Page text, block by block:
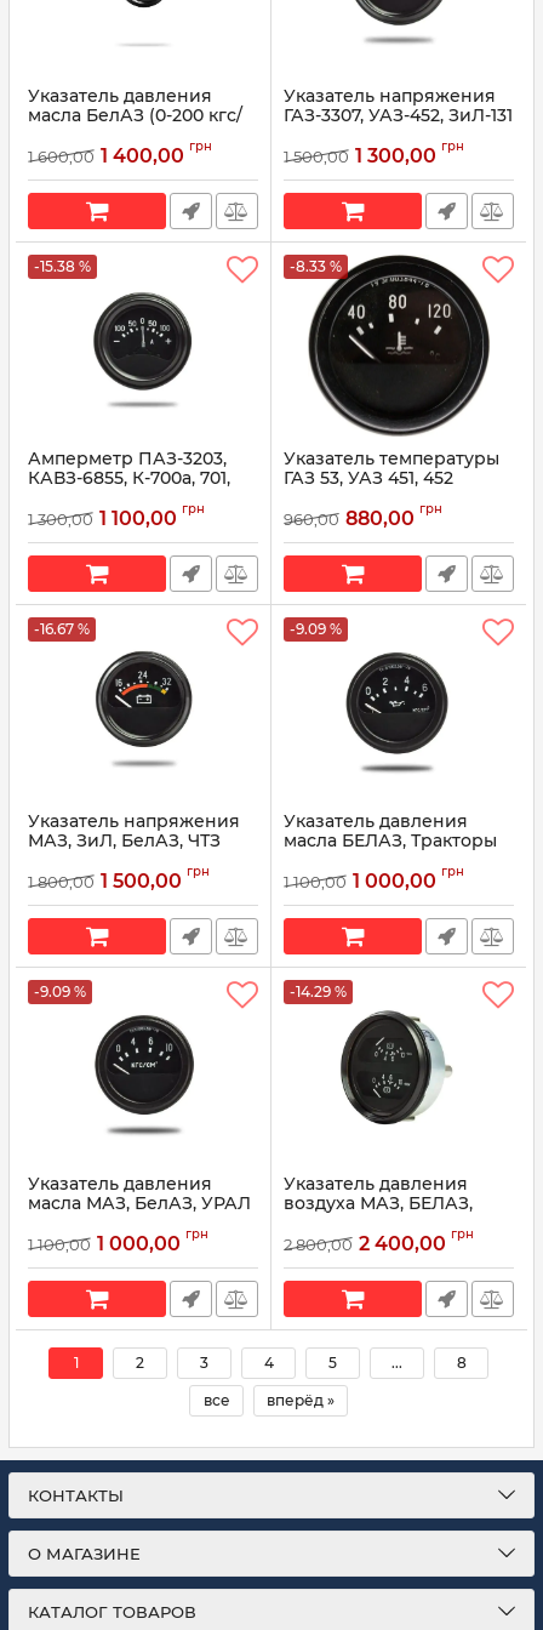
Указатель давления
масла БелАЗ (0-200 кгс/
Автоприбор)
Артикул: 16.3810
1 600,00 1 400,00 грн
Указатель напряжения
ГАЗ-3307, УАЗ-452, ЗиЛ-131
Автоприбор)
Артикул: 21.3812
1 500,00 1 300,00 грн
-15.38 %
Амперметр ПАЗ-3203,
КАВЗ-6855, К-700а, 701,
Автоприбор)
Артикул: АП104
1 300,00 1 100,00 грн
-8.33 %
Указатель температуры
ГАЗ 53, УАЗ 451, 452
Автоприбор)
Артикул: УК145А
960,00 880,00 грн
-16.67 %
Указатель напряжения
МАЗ, ЗиЛ, БелАЗ, ЧТЗ
Автоприбор)
Артикул: 11.3812
1 800,00 1 500,00 грн
-9.09 %
Указатель давления
масла БЕЛАЗ, Тракторы
Автоприбор)
Артикул: УК140Б
1 100,00 1 000,00 грн
-9.09 %
Указатель давления
масла МАЗ, БелАЗ, УРАЛ
Автоприбор)
Артикул: УК144А
1 100,00 1 000,00 грн
-14.29 %
Указатель давления
воздуха МАЗ, БЕЛАЗ,
(пр-во Автоприбор)
Артикул: УК168А
2 800,00 2 400,00 грн
1 2 3 4 5 ... 8
все вперёд »
КОНТАКТЫ
О МАГАЗИНЕ
КАТАЛОГ ТОВАРОВ